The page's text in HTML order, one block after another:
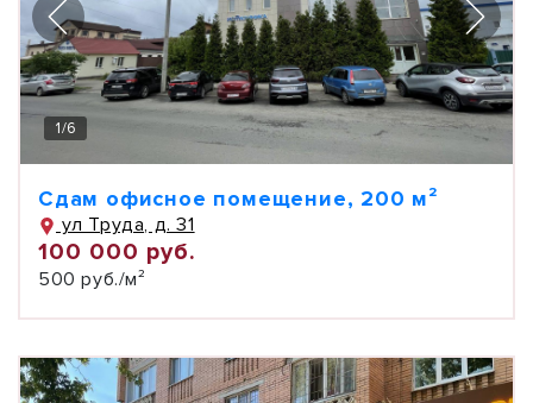
1/6
Сдам офисное помещение, 200 м²
ул Труда, д. 31
100 000 руб.
500 руб./м²